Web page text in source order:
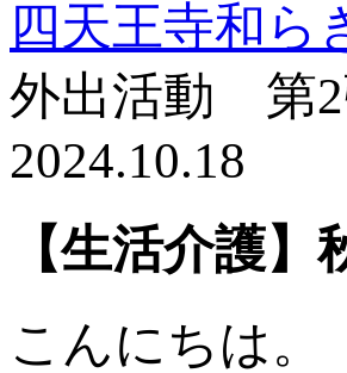
四天王寺和ら
外出活動 第
2024.10.18
【生活介護
こんにちは。